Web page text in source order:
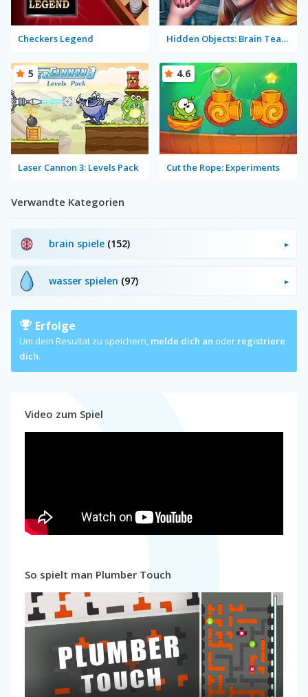
Checkers Legend Hidden Objects: Brain Teaser
Laser Cannon 3: Levels Pack
5
Cut the Rope: Experiments
4.6
Verwandte Kategorien
brain spiele (152)
wasser spielen (97)
Erfolge
Um dein Resultat zu speichern, melde dich an oder registriere
dich.
Video zum Spiel
So spielt man Plumber Touch